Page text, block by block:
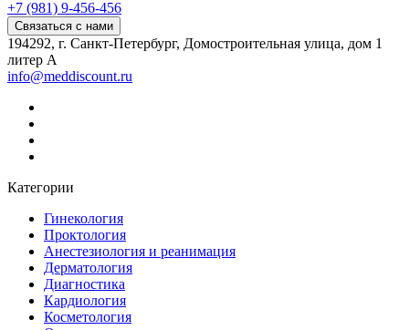
+7 (981) 9-456-456
Связаться с нами
194292, г. Санкт-Петербург, Домостроительная улица, дом 1
литер А
info@meddiscount.ru
Категории
Гинекология
Проктология
Анестезиология и реанимация
Дерматология
Диагностика
Кардиология
Косметология